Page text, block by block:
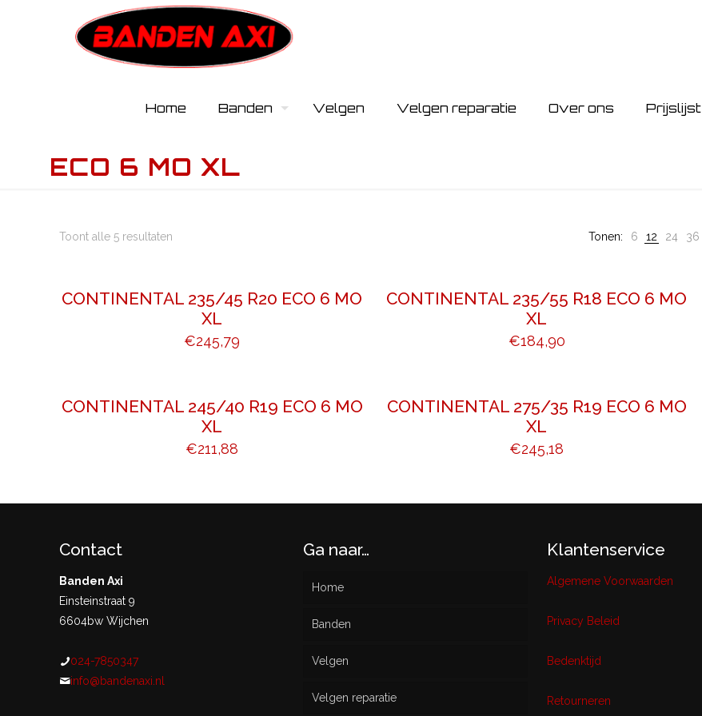
Home Banden Velgen Velgen reparatie Over ons Prijslijst
ECO 6 MO XL
Toont alle 5 resultaten Tonen: 6 12 24 36
CONTINENTAL 235/45 R20 ECO 6 MO
XL
€245,79
CONTINENTAL 235/55 R18 ECO 6 MO
XL
€184,90
CONTINENTAL 245/40 R19 ECO 6 MO
XL
€211,88
CONTINENTAL 275/35 R19 ECO 6 MO
XL
€245,18
Contact
Banden Axi
Einsteinstraat 9
6604bw Wijchen
024-7850347
info@bandenaxi.nl
Ga naar…
Home
Banden
Nieuw
Gebruikt
Velgen
Velgen reparatie
Klantenservice
Algemene Voorwaarden
Privacy Beleid
Bedenktijd
Retourneren